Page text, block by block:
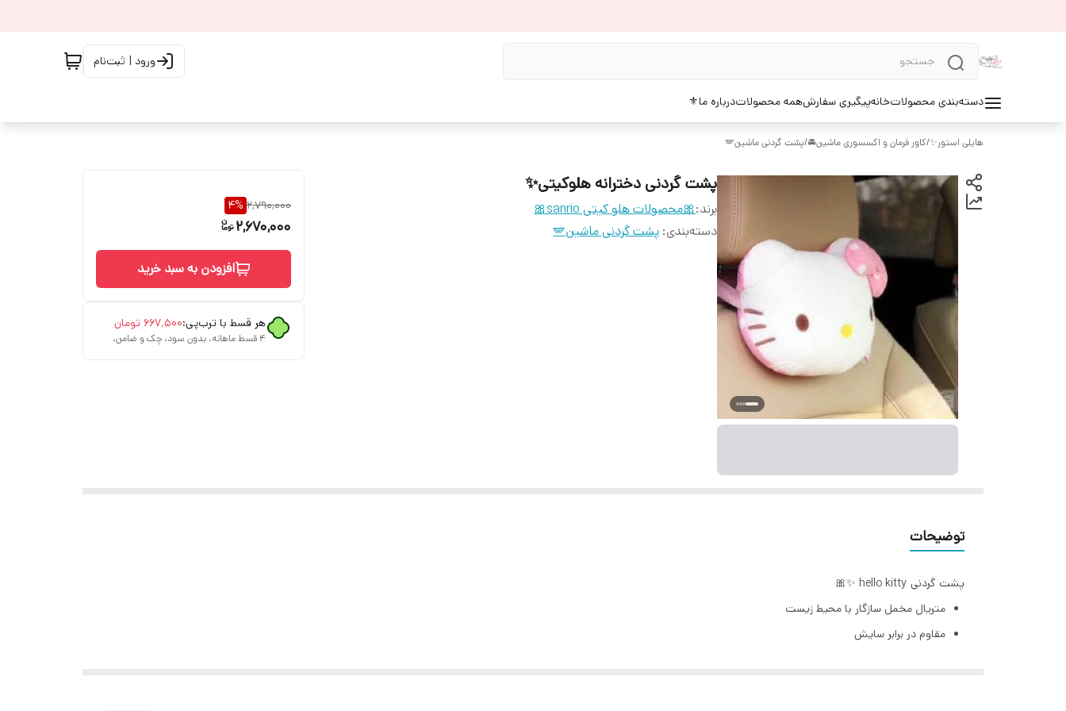
ورود | ثبت‌نام
دسته‌بندی محصولاتخانهپیگیری سفارشهمه محصولاتدرباره ما⚜️
هایلی استور✨/کاور فرمان و اکسسوری ماشین🚘/پشت گردنی ماشین🪽
پشت گردنی دخترانه هلوکیتی✨
برند:🎀محصولات هلو کیتی sanrio🎀
دسته‌بندی: پشت گردنی ماشین🪽
2,790,000
4%
2,670,000
افزودن به سبد خرید
هر قسط با ترب‌پی:۶۶۷٬۵۰۰ تومان
۴ قسط ماهانه. بدون سود، چک و ضامن.
توضیحات
​​​​​​پشت گردنی hello kitty ✨🎀
متریال مخمل سازگار با محیط زیست
مقاوم در برابر سایش